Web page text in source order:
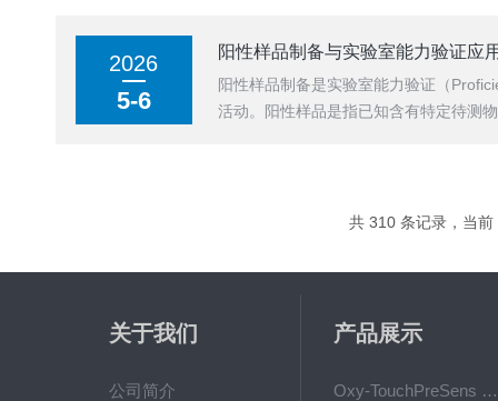
2026
5-6
阳性样品制备与实验室能力验证应
阳性样品制备是实验室能力验证（
活动。阳性样品是指已知含有特定待测
共 310 条记录，当
关于我们
公司简介
产品展示
Oxy-TouchPreSens 氧分析仪 多孔培养容器监测